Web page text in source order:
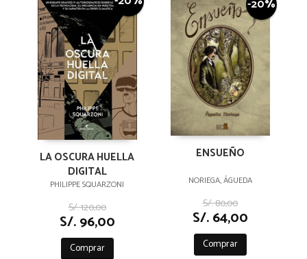
LA OSCURA HUELLA
DIGITAL
PHILIPPE SQUARZONI
S/. 120,00
S/. 96,00
Comprar
-20%
ENSUEÑO
NORIEGA, ÁGUEDA
S/. 80,00
S/. 64,00
Comprar